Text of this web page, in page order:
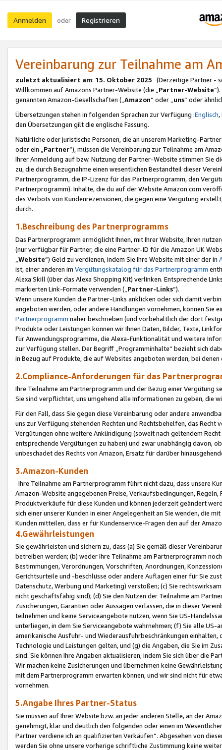
Anmelden oder Registrieren
Vereinbarung zur Teilnahme am
zuletzt aktualisiert am: 15. Oktober 2025 (Derzeitige Partner -
Willkommen auf Amazons Partner-Website (die „Partner-Website
genannten Amazon-Gesellschaften („Amazon“ oder „uns“ oder
Übersetzungen stehen in folgenden Sprachen zur Verfügung :Englisch,
den Übersetzungen gilt die englische Fassung.
Natürliche oder juristische Personen, die an unserem Marketing-
oder ein „Partner“), müssen die Vereinbarung zur Teilnahme am
Ihrer Anmeldung auf bzw. Nutzung der Partner-Website stimmen Sie
zu, die durch Bezugnahme einen wesentlichen Bestandteil dieser
Partnerprogramm, die IP-Lizenz für das Partnerprogramm, den
Partnerprogramm). Inhalte, die du auf der Website Amazon.com
des Verbots von Kundenrezensionen, die gegen eine Vergütung
durch.
1.Beschreibung des Partnerprogramms
Das Partnerprogramm ermöglicht Ihnen, mit Ihrer Website, Ihren
(nur verfügbar für Partner, die eine Partner-ID für die Amazon UK
Website“) Geld zu verdienen, indem Sie Ihre Website mit einer der in
ist, einer anderen im Vergütungskatalog für das Partnerprogramm
Alexa Skill (über das Alexa Shopping Kit) verlinken. Entsprechende
markierten Link-Formate verwenden („ Partner-Links“).
Wenn unsere Kunden die Partner-Links anklicken oder sich damit
angeboten werden, oder andere Handlungen vornehmen, können Sie
Partnerprogramm näher beschrieben (und vorbehaltlich der dort
Produkte oder Leistungen können wir Ihnen Daten, Bilder, Texte,
für Anwendungsprogramme, die Alexa-Funktionalität und weitere
zur Verfügung stellen. Der Begriff „Programminhalte“ bezieht sich
in Bezug auf Produkte, die auf Websites angeboten werden, bei
2.Compliance-Anforderungen für das
Ihre Teilnahme am Partnerprogramm und der Bezug einer Vergütung
Sie sind verpflichtet, uns umgehend alle Informationen zu geben, die
Für den Fall, dass Sie gegen diese Vereinbarung oder andere
uns zur Verfügung stehenden Rechten und Rechtsbehelfen, das
Vergütungen ohne weitere Ankündigung (soweit nach geltendem
entsprechende Vergütungen zu haben) und zwar unabhängig davon,
unbeschadet des Rechts von Amazon, Ersatz für darüber
3.Amazon-Kunden
Ihre Teilnahme am Partnerprogramm führt nicht dazu, dass unsere
Amazon-Website angegebenen Preise, Verkaufsbedingungen,
Produktverkäufe für diese Kunden und können jederzeit geändert
sich einer unserer Kunden in einer Angelegenheit an Sie wenden, die
Kunden mitteilen, dass er für Kundenservice-Fragen den auf der
4.Gewährleistungen
Sie gewährleisten und sichern zu, dass (a) Sie gemäß dieser
betreiben werden; (b) weder Ihre Teilnahme am Partnerprogramm
Bestimmungen, Verordnungen, Vorschriften, Anordnungen,
Gerichtsurteile und -beschlüsse oder andere Auflagen einer für Sie
Datenschutz, Werbung und Marketing) verstoßen; (c) Sie
nicht geschäftsfähig sind); (d) Sie den Nutzen der Teilnahme am
Zusicherungen, Garantien oder Aussagen verlassen, die in dieser
teilnehmen und keine Serviceangebote nutzen, wenn Sie US-
unterliegen, in dem Sie Serviceangebote wahrnehmen; (f) Sie alle
amerikanische Ausfuhr- und Wiederausfuhrbeschränkungen
Technologie und Leistungen gelten, und (g) die Angaben, die Sie im
sind. Sie können Ihre Angaben aktualisieren, indem Sie sich über die
Wir machen keine Zusicherungen und übernehmen keine
mit dem Partnerprogramm erwarten können, und wir sind nicht für
vornehmen.
5.Angabe Ihres Partner-Status
Sie müssen auf Ihrer Website bzw. an jeder anderen Stelle, an der
genehmigt, klar und deutlich den folgenden oder einen im
Partner verdiene ich an qualifizierten Verkäufen“. Abgesehen von
werden Sie ohne unsere vorherige schriftliche Zustimmung keine